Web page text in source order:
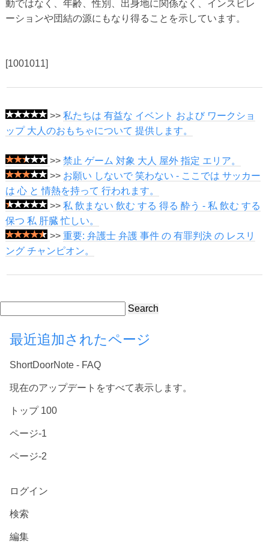
動ではなく、年齢、性別、出身地に関係なく、インスピレ
ーションや団結の源にもなり得ることを示しています。
[1001011]
>> 私たちは 有益な イベント および ワークショ
ップ 大人のおもちゃについて 提供します。
>> 禁止 ゲーム 対象 大人 屋外 指定 エリア。
>> お願い しないで 笑わない - ここでは サッカー
は 心 と 情熱を持って 行われます。
>> 私 飲まない 飲む する 得る 酔う - 私 飲む する
保つ 私 肝臓 忙しい。
>> 重要: 弁護士 弁護 事件 の 有罪判決 の レスリ
ング チャンピオン。
Search
最近追加されたページ
ShortDoorNote - FAQ
現在のアップデートをすべて表示します。
トップ 100
ページ-1
ページ-2
ログイン
検索
編集